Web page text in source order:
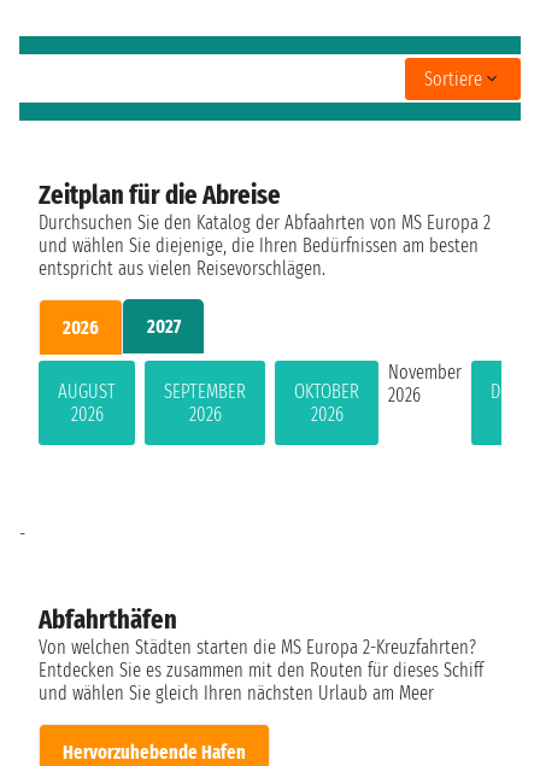
Sortiere
Zeitplan für die Abreise
Durchsuchen Sie den Katalog der Abfaahrten von MS Europa 2
und wählen Sie diejenige, die Ihren Bedürfnissen am besten
entspricht aus vielen Reisevorschlägen.
2026 2027
AUGUST
2026
SEPTEMBER
2026
OKTOBER
2026
November
2026
Abfahrthäfen
Von welchen Städten starten die MS Europa 2-Kreuzfahrten?
Entdecken Sie es zusammen mit den Routen für dieses Schiff
und wählen Sie gleich Ihren nächsten Urlaub am Meer
Hervorzuhebende Hafen
-